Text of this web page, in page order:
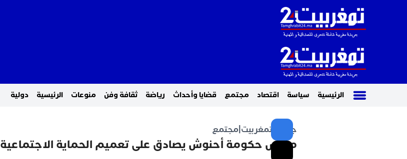
الرئيسية سياسة اقتصاد مجتمع قضايا وأحداث رياضة ثقافة وفن منوعات الرئيسية دولية
جريدة تمغربيت مجتمع
مجلس حكومة أحنوش يصادق على تعميم الحماية الاجتماعية